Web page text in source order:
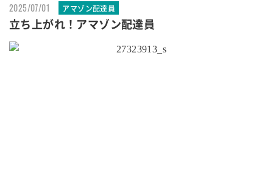
2025/07/01 アマゾン配達員
立ち上がれ！アマゾン配達員